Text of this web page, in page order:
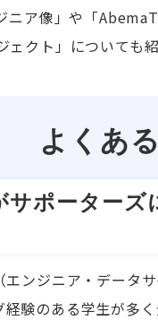
ニア像」や「
クト」についても紹
よくあ
サポーターズ
ンジニア・データ
験のある学生が多く